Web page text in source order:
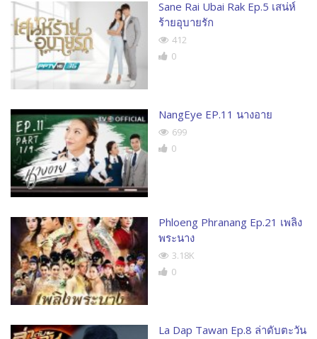
Sane Rai Ubai Rak Ep.5 เสน่ห์
ร้ายอุบายรัก
412
0
NangEye EP.11 นางอาย
699
0
Phloeng Phranang Ep.21 เพลิง
พระนาง
3.18K
0
La Dap Tawan Ep.8 ล่าดับตะวัน